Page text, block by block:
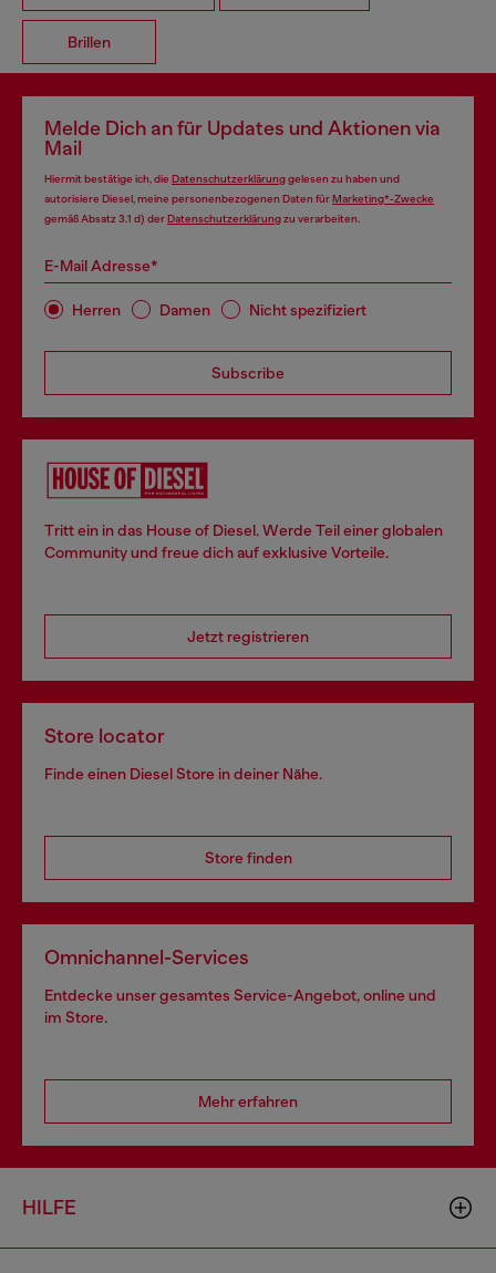
Brillen
Melde Dich an für Updates und Aktionen via
Mail
Hiermit bestätige ich, die Datenschutzerklärunggelesen zu haben und
autorisiere Diesel, meine personenbezogenen Daten fürMarketing*-Zwecke
gemäß Absatz 3.1 d) derDatenschutzerklärungzu verarbeiten.
E-Mail Adresse*
Herren Damen Nicht spezifiziert
Subscribe
Tritt ein in das House of Diesel. Werde Teil einer globalen
Community und freue dich auf exklusive Vorteile.
Jetzt registrieren
Store locator
Finde einen Diesel Store in deiner Nähe.
Store finden
Omnichannel-Services
Entdecke unser gesamtes Service-Angebot, online und
im Store.
Mehr erfahren
HILFE